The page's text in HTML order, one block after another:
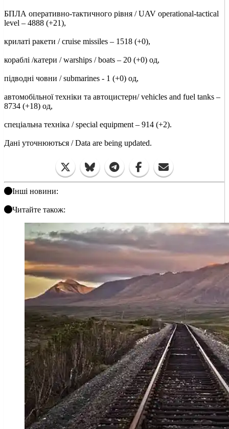
БПЛА оперативно-тактичного рівня / UAV operational-tactical
level – 4888 (+21),
крилаті ракети / cruise missiles ‒ 1518 (+0),
кораблі /катери / warships / boats ‒ 20 (+0) од,
підводні човни / submarines - 1 (+0) од,
автомобільної техніки та автоцистерн/ vehicles and fuel tanks –
8734 (+18) од,
спеціальна техніка / special equipment ‒ 914 (+2).
Дані уточнюються / Data are being updated.
Інші новини:
Читайте також: